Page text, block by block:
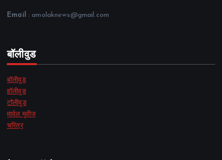
Email : amolaknews@gmail.com
बॉलीवुड
बॉलीवुड
हॉलीवुड
टॉलीवुड
मार्वल मूवीज
चरित्र